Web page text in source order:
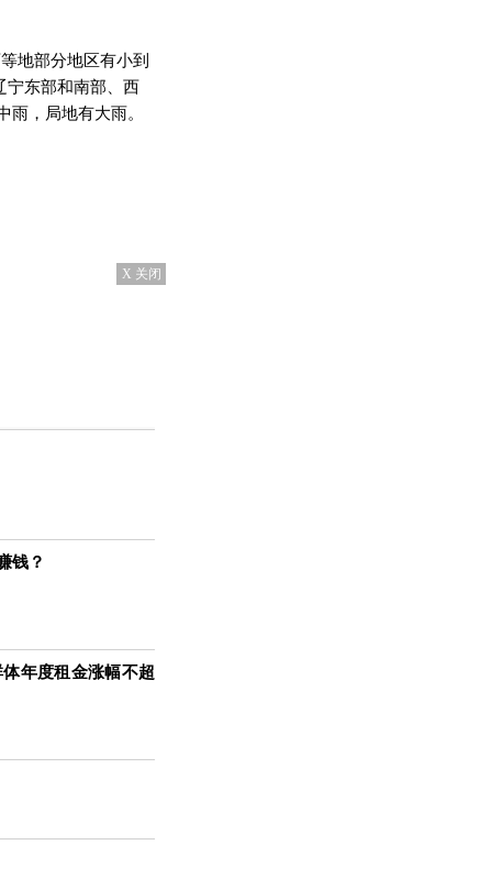
地部分地区有小到
宁东部和南部、西
，局地有大雨。
X 关闭
钱？
年度租金涨幅不超